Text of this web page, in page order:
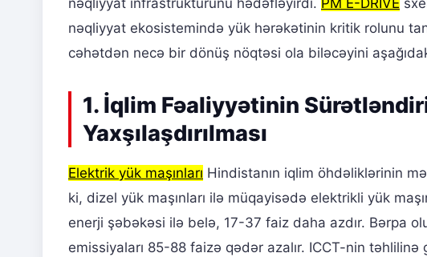
nəqliyyat infrastrukturunu hədəfləyirdi. PM E-DRIVE
nəqliyyat ekosistemində yük hərəkətinin kritik rolunu
cəhətdən necə bir dönüş nöqtəsi ola biləcəyini
1. İqlim Fəaliyyətinin
Yaxşılaşdırılması
Elektrik yük maşınları Hindistanın iqlim öhdəliklərinin
ki, dizel yük maşınları ilə müqayisədə elektrikli yük
enerji şəbəkəsi ilə belə, 17-37 faiz daha azdır. Bərpa
emissiyaları 85-88 faizə qədər azalır. ICCT-nin